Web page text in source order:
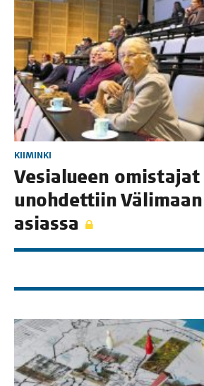
KIIMINKI
Vesia­lu­een omis­ta­jat
unoh­det­tiin
asiassa